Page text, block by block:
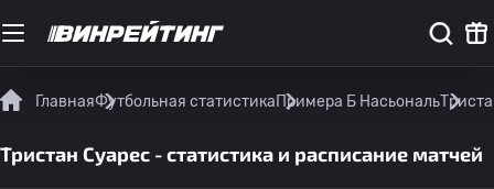
ГлавнаяФутбольная статистикаПримера Б Насьональ
Тристан Суарес - статистика и расписание матчей